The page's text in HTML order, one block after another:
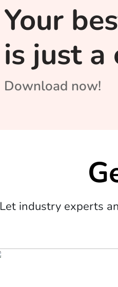
Your
is just a
Download now!
Let industry experts